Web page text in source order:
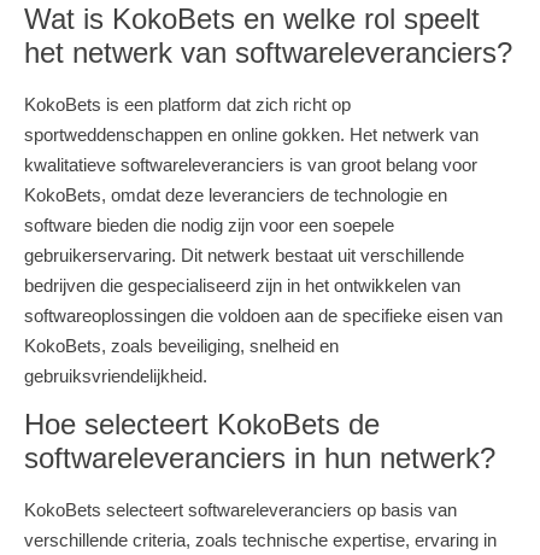
Wat is KokoBets en welke rol speelt
het netwerk van softwareleveranciers?
KokoBets is een platform dat zich richt op
sportweddenschappen en online gokken. Het netwerk van
kwalitatieve softwareleveranciers is van groot belang voor
KokoBets, omdat deze leveranciers de technologie en
software bieden die nodig zijn voor een soepele
gebruikerservaring. Dit netwerk bestaat uit verschillende
bedrijven die gespecialiseerd zijn in het ontwikkelen van
softwareoplossingen die voldoen aan de specifieke eisen van
KokoBets, zoals beveiliging, snelheid en
gebruiksvriendelijkheid.
Hoe selecteert KokoBets de
softwareleveranciers in hun netwerk?
KokoBets selecteert softwareleveranciers op basis van
verschillende criteria, zoals technische expertise, ervaring in